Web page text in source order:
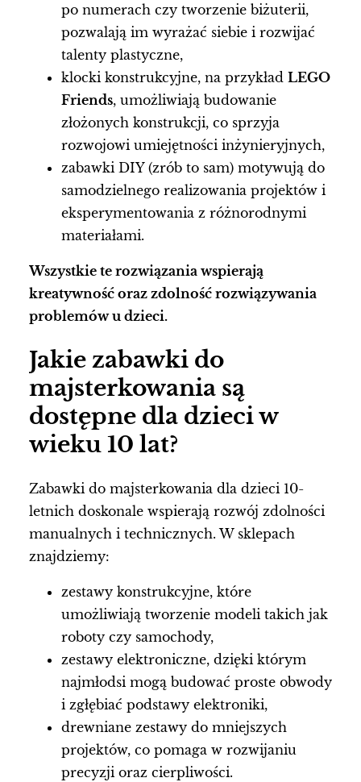
po numerach czy tworzenie biżuterii,
pozwalają im wyrażać siebie i rozwijać
talenty plastyczne,
klocki konstrukcyjne, na przykład LEGO
Friends, umożliwiają budowanie
złożonych konstrukcji, co sprzyja
rozwojowi umiejętności inżynieryjnych,
zabawki DIY (zrób to sam) motywują do
samodzielnego realizowania projektów i
eksperymentowania z różnorodnymi
materiałami.
Wszystkie te rozwiązania wspierają
kreatywność oraz zdolność rozwiązywania
problemów u dzieci.
Jakie zabawki do
majsterkowania są
dostępne dla dzieci w
wieku 10 lat?
Zabawki do majsterkowania dla dzieci 10-
letnich doskonale wspierają rozwój zdolności
manualnych i technicznych. W sklepach
znajdziemy:
zestawy konstrukcyjne, które
umożliwiają tworzenie modeli takich jak
roboty czy samochody,
zestawy elektroniczne, dzięki którym
najmłodsi mogą budować proste obwody
i zgłębiać podstawy elektroniki,
drewniane zestawy do mniejszych
projektów, co pomaga w rozwijaniu
precyzji oraz cierpliwości.